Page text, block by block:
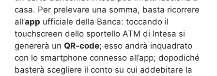
casa. Per prelevare una somma, basta ricorrere
all’app ufficiale della Banca: toccando il
touchscreen dello sportello ATM di Intesa si
genererà un QR-code; esso andrà inquadrato
con lo smartphone connesso all’app; dopodiché
basterà scegliere il conto su cui addebitare la